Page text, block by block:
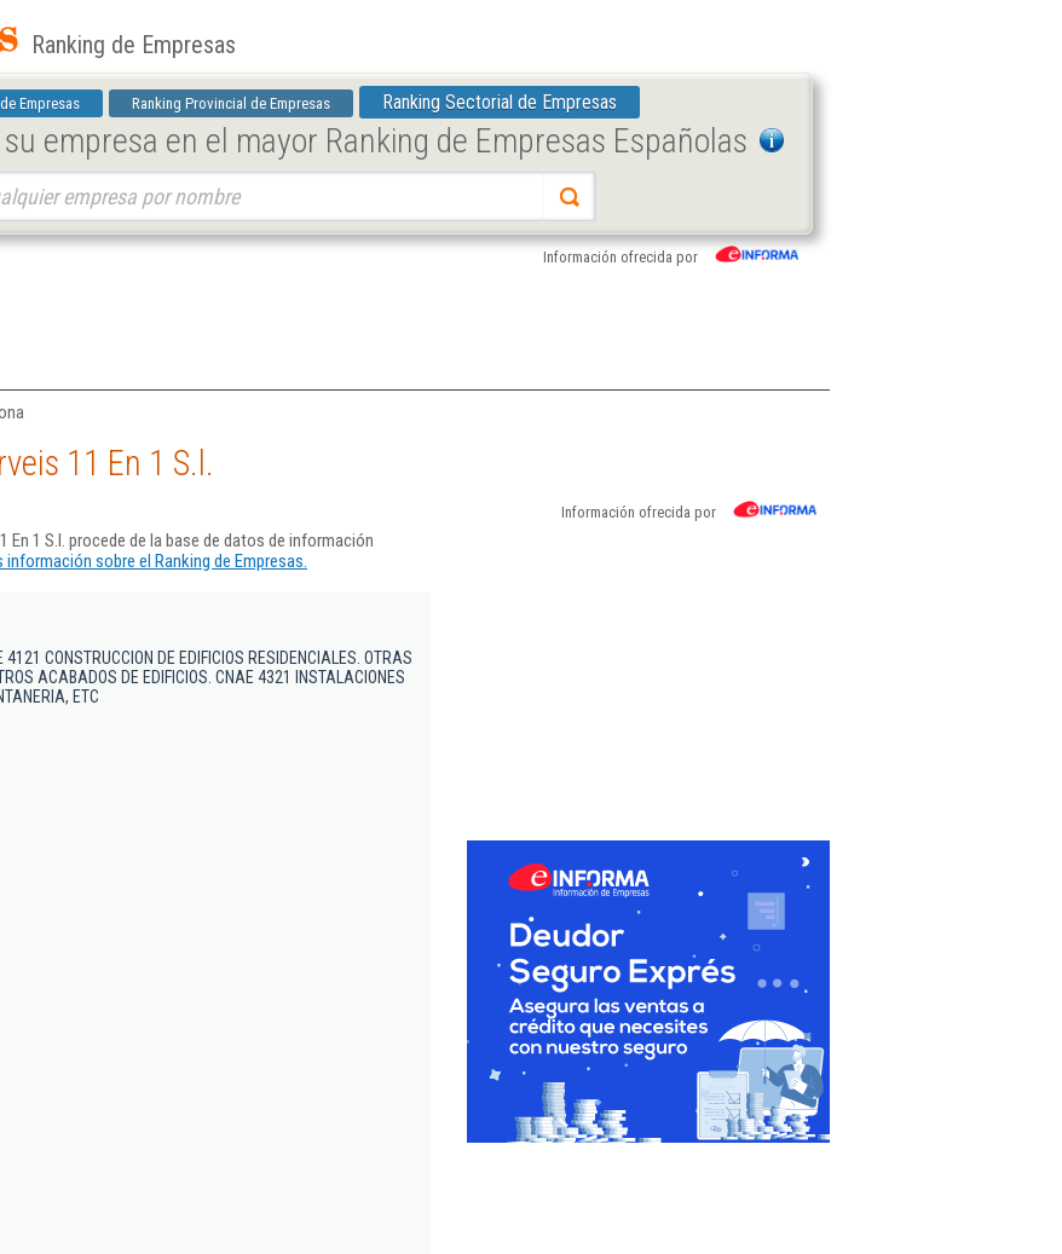
Ranking de Empresas
Empresas Ranking Provincial de Empresas Ranking Sectorial de Empresas
empresa en el mayor Ranking de Empresas Españolas
Información ofrecida por
11 En 1 S.l.
Información ofrecida por
1 S.l. procede de la base de datos de información
información sobre el Ranking de Empresas.
CONSTRUCCION DE EDIFICIOS RESIDENCIALES. OTRAS
ACABADOS DE EDIFICIOS. CNAE 4321 INSTALACIONES
ETC